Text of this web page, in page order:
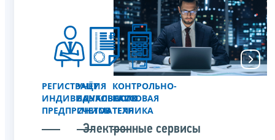
РЕГИСТРАЦИЯ
ИНДИВИДУАЛЬНОГО
ПРЕДПРИНИМАТЕЛЯ
УЧЁТ
БАНКОВСКИХ
СЧЕТОВ
КОНТРОЛЬНО-
КАССОВАЯ
ТЕХНИКА
Электронные сервисы